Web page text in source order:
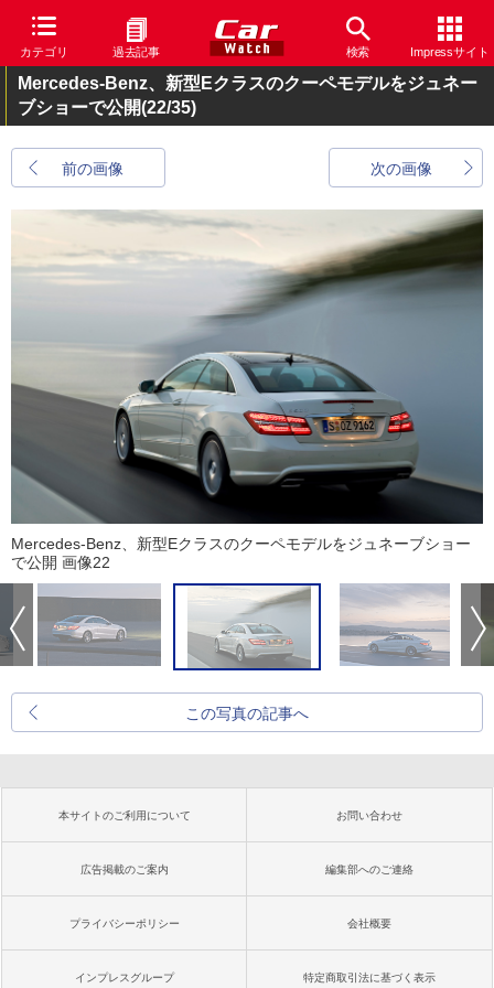
カテゴリ 過去記事 検索 Impressサイト
Mercedes-Benz、新型Eクラスのクーペモデルをジュネー
ブショーで公開(22/35)
前の画像 次の画像
Mercedes-Benz、新型Eクラスのクーペモデルをジュネーブショー
で公開 画像22
この写真の記事へ
本サイトのご利用について お問い合わせ
広告掲載のご案内 編集部へのご連絡
プライバシーポリシー 会社概要
インプレスグループ 特定商取引法に基づく表示